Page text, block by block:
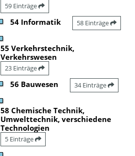
59 Einträge
54 Informatik 58 Einträge
55 Verkehrstechnik,
Verkehrswesen
23 Einträge
56 Bauwesen 34 Einträge
58 Chemische Technik,
Umwelttechnik, verschiedene
Technologien
5 Einträge